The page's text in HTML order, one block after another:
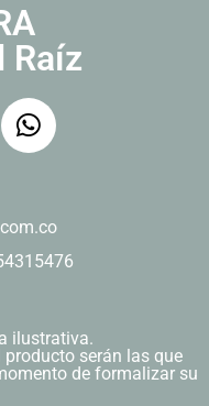
Raíz
ilustrativa.
serán las que
de formalizar su